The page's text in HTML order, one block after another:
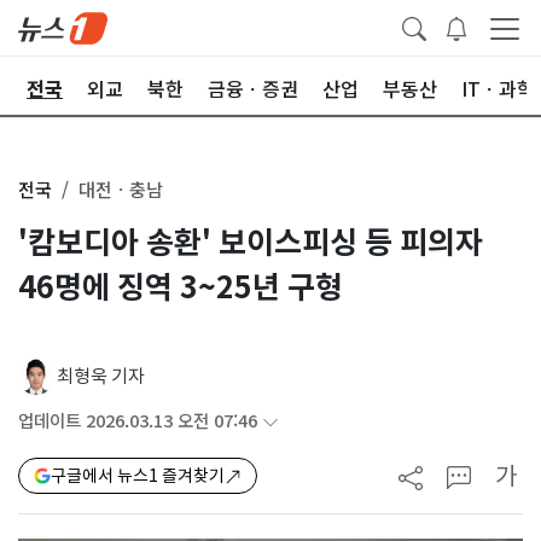
전국 외교 북한 금융ㆍ증권 산업 부동산 ITㆍ과학
전국 대전ㆍ충남
'캄보디아 송환' 보이스피싱 등 피의자
46명에 징역 3~25년 구형
최형욱 기자
업데이트 2026.03.13 오전 07:46
구글에서 뉴스1 즐겨찾기 가